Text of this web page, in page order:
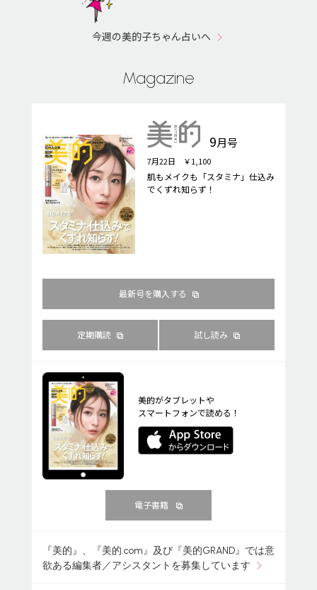
今週の美的子ちゃん占いへ
Magazine
9月号
7月22日 ￥1,100
肌もメイクも「スタミナ」仕込み
でくずれ知らず！
最新号を購入する
定期購読 試し読み
美的がタブレットや
スマートフォンで読める！
電子書籍
『美的』、『美的.com』及び『美的GRAND』では意
欲ある編集者／アシスタントを募集しています